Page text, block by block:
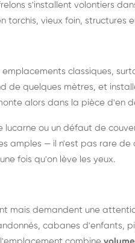
s'installent volontiers
torchis, vieux foin, structures
classiques,
de quelques mètres, et
alors dans la pièce d'en
lucarne ou un défaut de
amples — il n'est pas rare de
fois qu'on lève les yeux.
mais demandent une
cabanes d'enfants,